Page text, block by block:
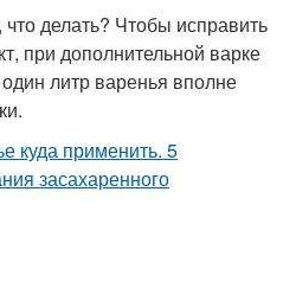
делать? Чтобы исправить
при дополнительной варке
литр варенья вполне